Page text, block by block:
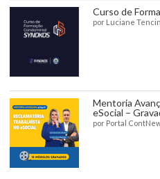
Curso de
por Luciane
Mentoria
eSocial –
por Portal